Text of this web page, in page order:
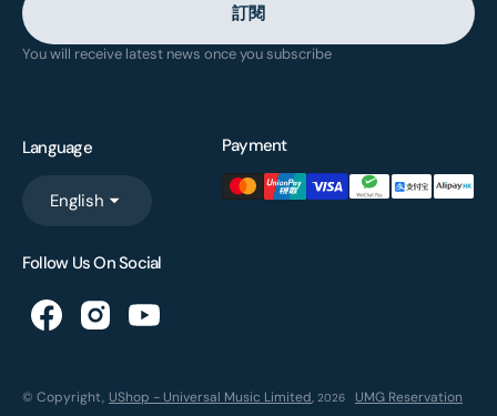
訂閱
You will receive latest news once you subscribe
Language
English
Payment
Follow Us On Social
© Copyright, UShop - Universal Music Limited, 2026
UMG Reservation